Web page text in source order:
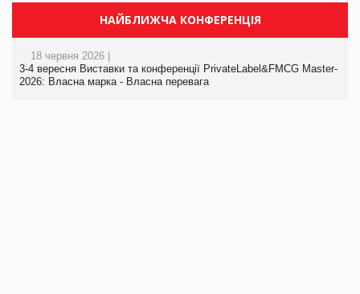
НАЙБЛИЖЧА КОНФЕРЕНЦІЯ
18 червня 2026 |
3-4 вересня Виставки та конференції PrivateLabel&FMCG Master-
2026: Власна марка - Власна перевага